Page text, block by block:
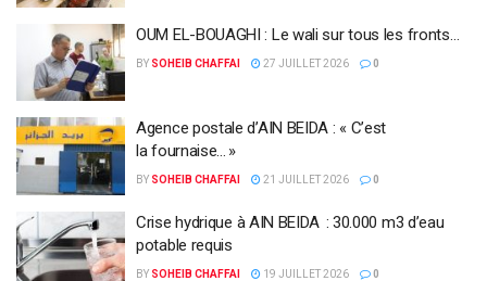
OUM EL-BOUAGHI : Le wali sur tous les fronts…
BY SOHEIB CHAFFAI 27 JUILLET 2026 0
Agence postale d’AIN BEIDA : « C’est
la fournaise… »
BY SOHEIB CHAFFAI 21 JUILLET 2026 0
​​Crise hydrique à AIN BEIDA : 30.000 m3 d’eau
potable requis
BY SOHEIB CHAFFAI 19 JUILLET 2026 0